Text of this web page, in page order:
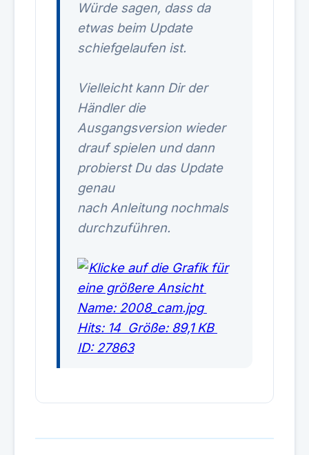
Würde sagen, dass da
etwas beim Update
schiefgelaufen ist.
Vielleicht kann Dir der
Händler die
Ausgangsversion wieder
drauf spielen und dann
probierst Du das Update
genau
nach Anleitung nochmals
durchzuführen.